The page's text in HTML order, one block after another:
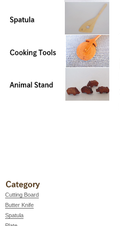
Cutting Board
Butter Knife
Spatula